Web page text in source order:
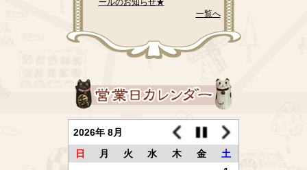
ールのお知らせ★
一覧へ
2026年 8月
日
月 火 水 木 金
土